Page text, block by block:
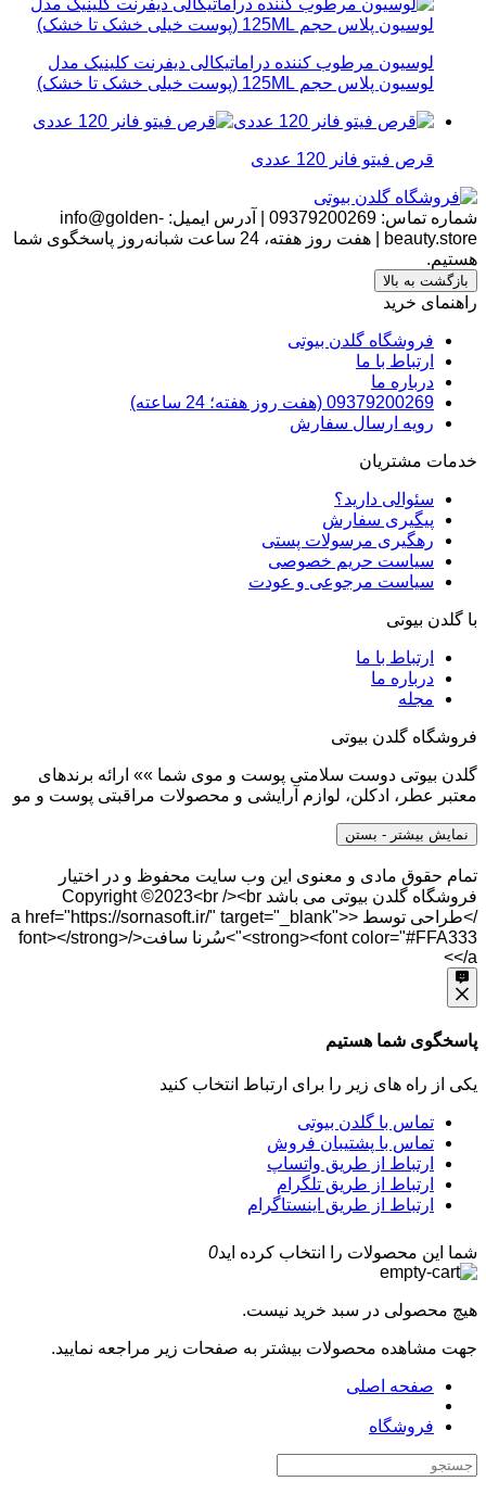
لوسیون مرطوب کننده دراماتیکالی دیفرنت کلینیک مدل
لوسیون پلاس حجم 125ML (پوست خیلی خشک تا خشک)
قرص فیتو فانر 120 عددی
شماره تماس: 09379200269 آدرس ایمیل: info@golden-
beauty.store
هفت روز هفته، 24 ساعت شبانه‌روز پاسخگوی شما
هستیم.
بازگشت به بالا
راهنمای خرید
فروشگاه گلدن بیوتی
ارتباط با ما
درباره ما
09379200269 (هفت روز هفته؛ 24 ساعته)
رویه ارسال سفارش
خدمات مشتریان
سئوالی دارید؟
پیگیری سفارش
رهگیری مرسولات پستی
سیاست حریم خصوصی
سیاست مرجوعی و عودت
با گلدن بیوتی
ارتباط با ما
درباره ما
مجله
فروشگاه گلدن بیوتی
گلدن بیوتی دوست سلامتی پوست و موی شما »» ارائه برندهای
معتبر عطر، ادکلن، لوازم آرایشی و محصولات مراقبتی پوست و مو
نمایش بیشتر - بستن
تمام حقوق مادی و معنوی این وب سایت محفوظ و در اختیار
فروشگاه گلدن بیوتی می باشد Copyright ©2023<br /><br
/>طراحی توسط <a href="https://sornasoft.ir/" target="_blank">
<strong><font color="#FFA333">سُرنا سافت</font></strong>
</a>
پاسخگوی شما هستیم
یکی از راه های زیر را برای ارتباط انتخاب کنید
تماس با گلدن بیوتی
تماس با پشتیبان فروش
ارتباط از طریق واتساپ
ارتباط از طریق تلگرام
ارتباط از طریق اینستاگرام
شما این محصولات را انتخاب کرده اید0
هیچ محصولی در سبد خرید نیست.
جهت مشاهده محصولات بیشتر به صفحات زیر مراجعه نمایید.
صفحه اصلی
فروشگاه